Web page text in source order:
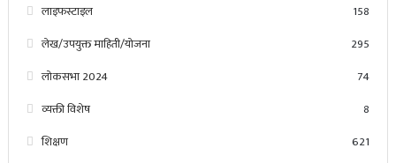
लाइफस्टाइल
158
लेख/उपयुक्त माहिती/योजना
295
लोकसभा 2024
74
व्यक्ती विशेष
8
शिक्षण
621